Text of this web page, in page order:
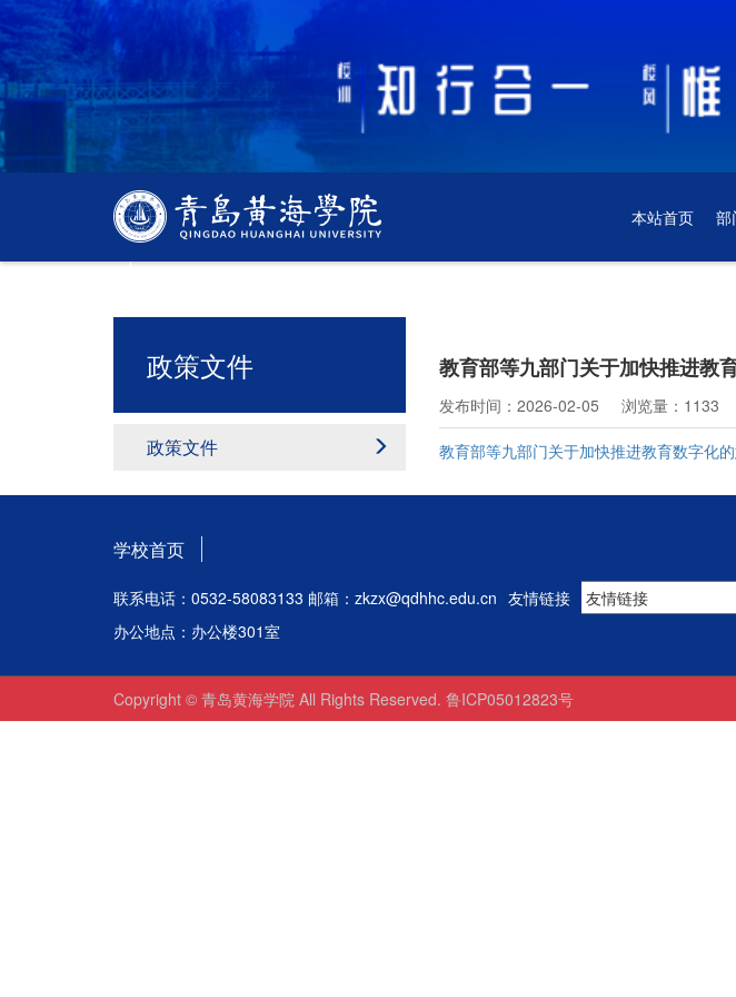
本站首页 部
政策文件
政策文件
教育部等九部门关于加快推进教
发布时间：2026-02-05 浏览量：1133
教育部等九部门关于加快推进教育数字化
学校首页
联系电话：0532-58083133 邮箱：zkzx@qdhhc.edu.cn
办公地点：办公楼301室
友情链接
Copyright © 青岛黄海学院 All Rights Reserved. 鲁ICP05012823号